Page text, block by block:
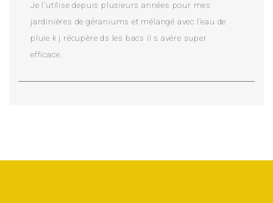
Je l’utilise depuis plusieurs années pour mes
jardinières de géraniums et mélangé avec l’eau de
pluie k j récupère ds les bacs il s avére super
efficace..